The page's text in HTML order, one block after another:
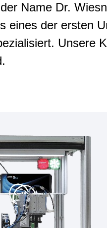
Name Dr.
eines der ersten
Unsere